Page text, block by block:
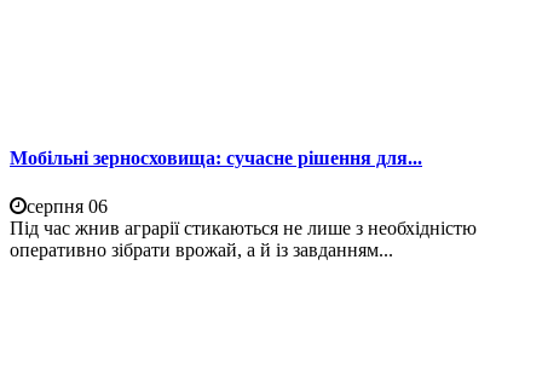
Мобільні зерносховища: сучасне рішення для...
серпня 06
Під час жнив аграрії стикаються не лише з необхідністю
оперативно зібрати врожай, а й із завданням...